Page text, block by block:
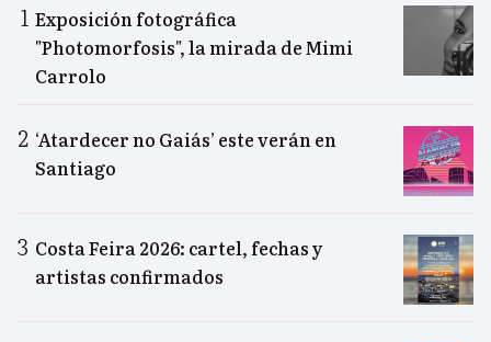
Exposición fotográfica
"Photomorfosis", la mirada de Mimi
Carrolo
‘Atardecer no Gaiás’ este verán en
Santiago
Costa Feira 2026: cartel, fechas y
artistas confirmados